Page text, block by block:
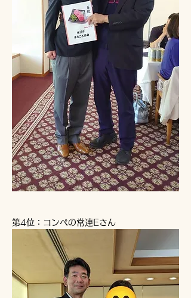
第4位：コンペの常連Eさん